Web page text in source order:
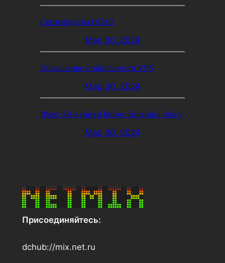
Сертификаты IKEv2
Мар 30, 2024
Повышение стабильности VPN
Мар 30, 2024
IPsec-SA expired before finishing rekey
Мар 30, 2024
Присоединяйтесь:
dchub://mix.net.ru